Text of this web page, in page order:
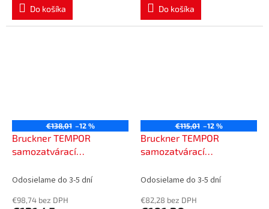
Do košíka Do košíka
€138,01 –12 %
Bruckner TEMPOR
samozatvárací
chróm 937.470.1
Odosielame do 3-5 dní
€98,74 bez DPH
€115,01 –12 %
Bruckner TEMPOR
samozatvárací
ventil pre pisoár, chróm
Odosielame do 3-5 dní
€82,28 bez DPH